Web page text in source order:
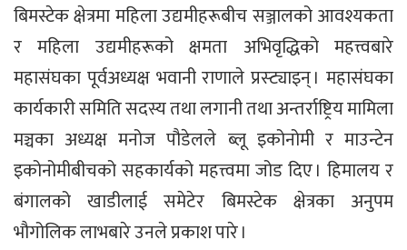
बिमस्टेक क्षेत्रमा महिला उद्यमीहरूबीच सञ्जालको आवश्यकता
र महिला उद्यमीहरूको क्षमता अभिवृद्धिको महत्त्वबारे
महासंघका पूर्वअध्यक्ष भवानी राणाले प्रस्ट्याइन् । महासंघका
कार्यकारी समिति सदस्य तथा लगानी तथा अन्तर्राष्ट्रिय मामिला
मञ्चका अध्यक्ष मनोज पौडेलले ब्लू इकोनोमी र माउन्टेन
इकोनोमीबीचको सहकार्यको महत्त्वमा जोड दिए । हिमालय र
बंगालको खाडीलाई समेटेर बिमस्टेक क्षेत्रका अनुपम
भौगोलिक लाभबारे उनले प्रकाश पारे ।